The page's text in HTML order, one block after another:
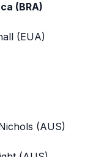
(BRA)
(EUA)
(AUS)